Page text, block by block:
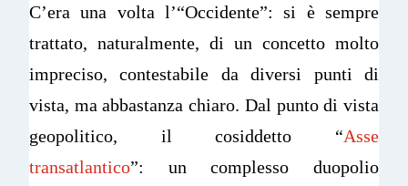
C’era una volta l’“Occidente”: si è sempre
trattato, naturalmente, di un concetto molto
impreciso, contestabile da diversi punti di
vista, ma abbastanza chiaro. Dal punto di vista
geopolitico, il cosiddetto “Asse
transatlantico”: un complesso duopolio